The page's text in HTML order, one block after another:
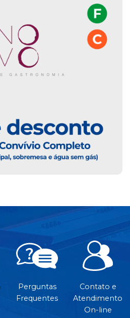
Perguntas
Frequentes
Contato e
Atendimento
On-line